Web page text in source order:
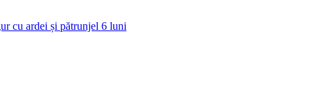
cu ardei și pătrunjel 6 luni